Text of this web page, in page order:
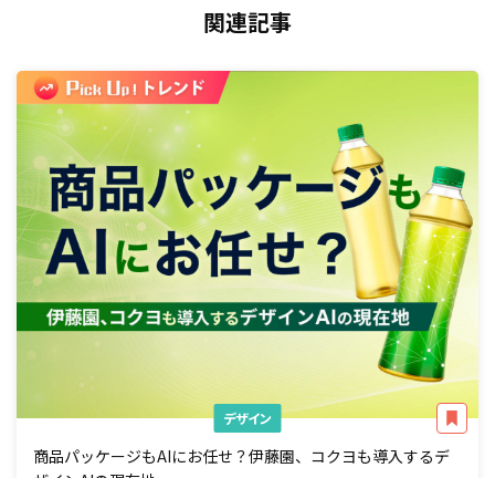
関連記事
デザイン
商品パッケージもAIにお任せ？伊藤園、コクヨも導入するデ